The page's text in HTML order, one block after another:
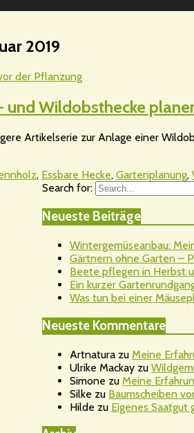
2019
und Wildobsthecke
Artikelserie zur Anlage einer
, Essbare Hecke, Gartenplanung,
Search for:
Neueste Beiträge
Wintergemüseanbau:
Gärtnern ohne Garten –
Beete pflegen in Herbst
Ein kurzer
Was tun bei einer
Neueste Kommentare
Artnatura zu Meine
Ulrike Mackay zu
Simone zu Meine
Silke zu Baumscheiben
Hilde zu Eigenes Saatgut